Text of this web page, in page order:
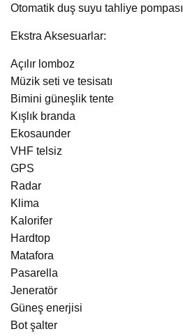
Otomatik duş suyu tahliye pompası
Ekstra Aksesuarlar:
Açılır lomboz
Müzik seti ve tesisatı
Bimini güneşlik tente
Kışlık branda
Ekosaunder
VHF telsiz
GPS
Radar
Klima
Kalorifer
Hardtop
Matafora
Pasarella
Jeneratör
Güneş enerjisi
Bot şalter